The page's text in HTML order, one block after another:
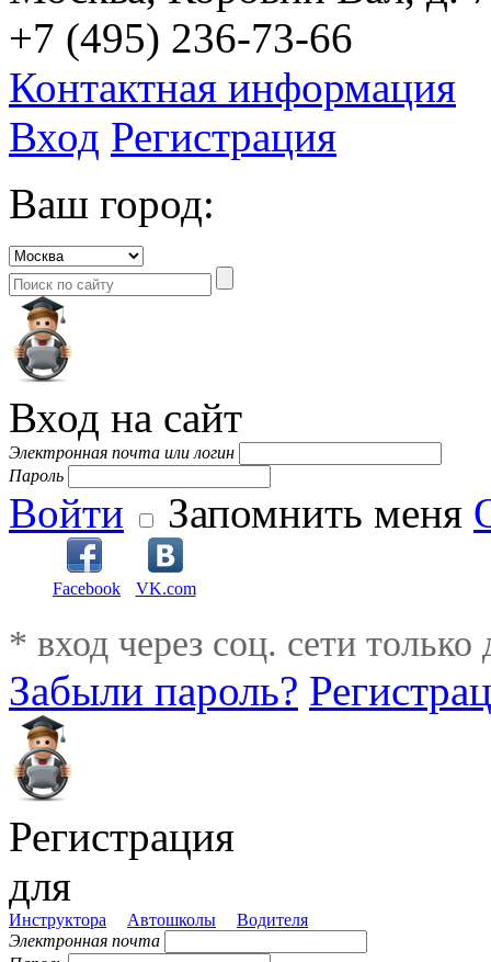
+7 (495) 236-73-66
Контактная информация
Вход Регистрация
Ваш город:
Вход на сайт
Электронная почта или логин
Пароль
Войти Запомнить меня
Facebook VK.com
* вход через соц. сети
Забыли пароль?
Регистрация
для
Инструктора Автошколы
Водителя
Электронная почта